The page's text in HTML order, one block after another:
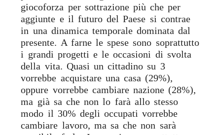
giocoforza per sottrazione più che per
aggiunte e il futuro del Paese si contrae
in una dinamica temporale dominata dal
presente. A farne le spese sono soprattutto
i grandi progetti e le occasioni di svolta
della vita. Quasi un cittadino su 3
vorrebbe acquistare una casa (29%),
oppure vorrebbe cambiare nazione (28%),
ma già sa che non lo farà allo stesso
modo il 30% degli occupati vorrebbe
cambiare lavoro, ma sa che non sarà